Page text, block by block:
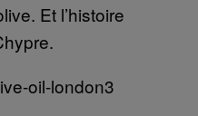
Et l’histoire
.